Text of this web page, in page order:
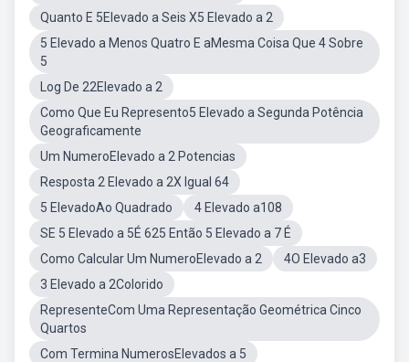
Quanto E 5Elevado a Seis X5 Elevado a 2
5 Elevado a Menos Quatro E aMesma Coisa Que 4 Sobre
5
Log De 22Elevado a 2
Como Que Eu Represento5 Elevado a Segunda Potência
Geograficamente
Um NumeroElevado a 2 Potencias
Resposta 2 Elevado a 2X Igual 64
5 ElevadoAo Quadrado
4 Elevado a108
SE 5 Elevado a 5É 625 Então 5 Elevado a 7 É
Como Calcular Um NumeroElevado a 2
4O Elevado a3
3 Elevado a 2Colorido
RepresenteCom Uma Representação Geométrica Cinco
Quartos
Com Termina NumerosElevados a 5